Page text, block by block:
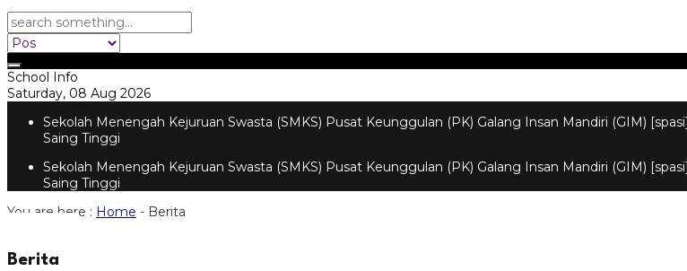
School Info
Saturday, 08 Aug 2026
Sekolah Menengah Kejuruan Swasta (SMKS) Pusat Keunggulan (PK) Galang Insan Mandiri (GIM)
Saing Tinggi
Sekolah Menengah Kejuruan Swasta (SMKS) Pusat Keunggulan (PK) Galang Insan Mandiri (GIM)
Saing Tinggi
You are here : Home - Berita
Berita